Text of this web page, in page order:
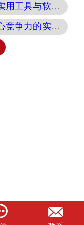
具与软件推荐
实用策略与案例
